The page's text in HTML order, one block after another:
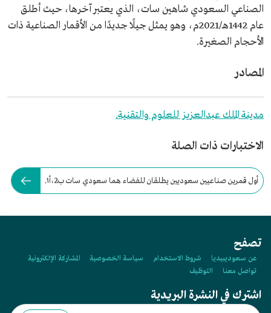
الصناعي السعودي شاهين سات، الذي يعتبر آخرها، حيث أطلق
عام 1442هـ/2021م، وهو يمثل جيلًا جديدًا من الأقمار الصناعية ذات
الأحجام الصغيرة.
المصادر
مدينة الملك عبدالعزيز للعلوم والتقنية.
الاختبارات ذات الصلة
أول قمرين صناعيين سعوديين يطلقان للفضاء هما سعودي سات ب2،أ١.
تصفح
عن سعوديبيديا شروط الاستخدام سياسة الخصوصية
المشاركة الإلكترونية
تواصل معنا
التوظيف
اشترك في النشرة البريدية